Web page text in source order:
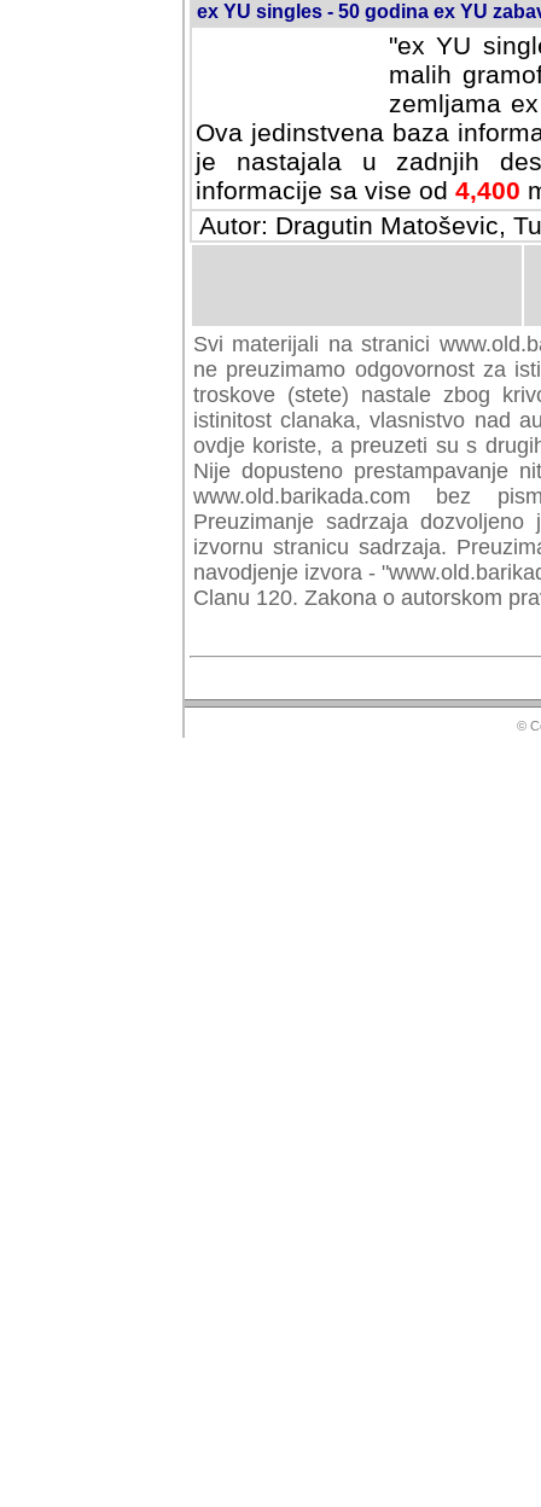
ex YU singles - 50 godina ex YU
"ex YU
malih
zemljama
Ova jedinstvena baza
je nastajala u zadnjih
informacije sa vise od 4,400
Autor: Dragutin Matoševic,
Svi materijali na stranici
preuzimamo odgovornost za
troskove (stete) nastale zbog
istinitost clanaka, vlasnistvo nad
ovdje koriste, a preuzeti su s
Nije dopusteno prestampavanje
www.old.barikada.com bez
Preuzimanje sadrzaja
izvornu stranicu sadrzaja.
navodjenje izvora -
Clanu 120. Zakona o autorskom
©